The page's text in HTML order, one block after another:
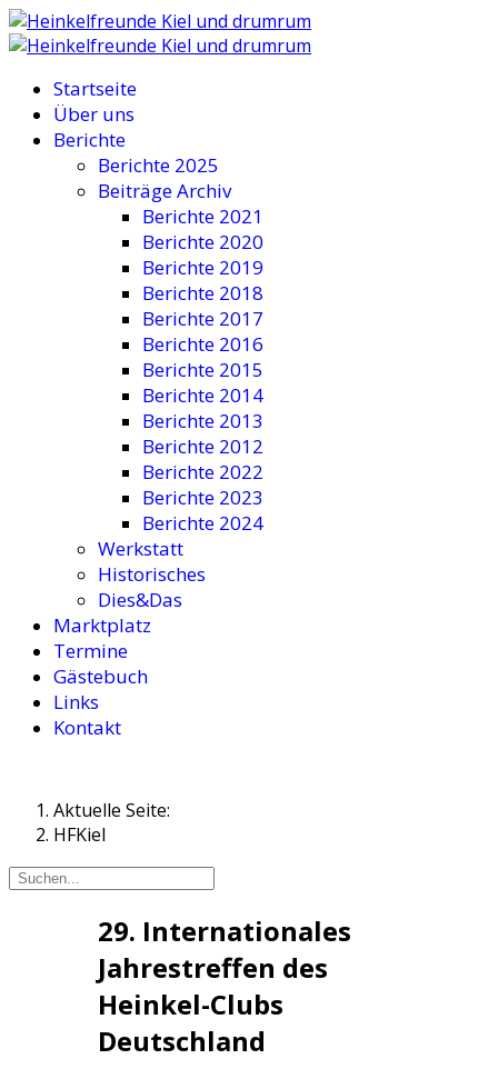
Startseite
Über uns
Berichte
Berichte 2025
Beiträge Archiv
Berichte 2021
Berichte 2020
Berichte 2019
Berichte 2018
Berichte 2017
Berichte 2016
Berichte 2015
Berichte 2014
Berichte 2013
Berichte 2012
Berichte 2022
Berichte 2023
Berichte 2024
Werkstatt
Historisches
Dies&Das
Marktplatz
Termine
Gästebuch
Links
Kontakt
Aktuelle Seite:
HFKiel
29. Internationales
Jahrestreffen des
Heinkel-Clubs
Deutschland